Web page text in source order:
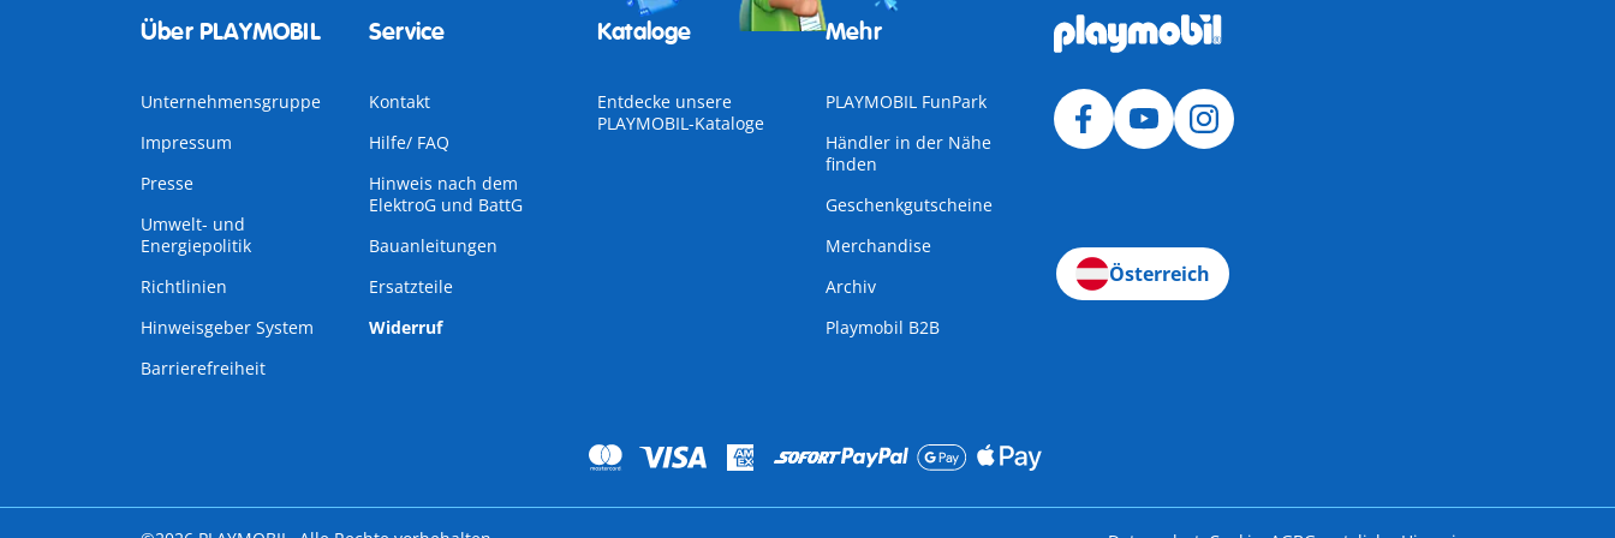
Über PLAYMOBIL
Unternehmensgruppe
Impressum
Presse
Umwelt- und
Energiepolitik
Richtlinien
Hinweisgeber System
Barrierefreiheit
Service
Kontakt
Hilfe/ FAQ
Hinweis nach dem
ElektroG und BattG
Bauanleitungen
Ersatzteile
Widerruf
Kataloge
Entdecke unsere
PLAYMOBIL-Kataloge
Mehr
PLAYMOBIL FunPark
Händler in der Nähe
finden
Geschenkgutscheine
Merchandise
Archiv
Playmobil B2B
Österreich